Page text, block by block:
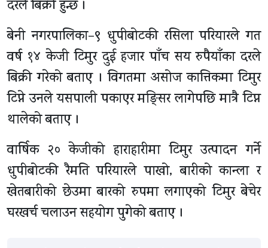
दरले बिक्री हुन्छ ।
बेनी नगरपालिका–९ धुपीबोटकी रसिला परियारले गत
वर्ष १४ केजी टिमुर दुई हजार पाँच सय रुपैयाँका दरले
बिक्री गरेको बताए । विगतमा असोज कात्तिकमा टिमुर
टिप्ने उनले यसपाली पकाएर मङ्सिर लागेपछि मात्रै टिप्न
थालेको बताए ।
वार्षिक २० केजीको हाराहारीमा टिमुर उत्पादन गर्ने
धुपीबोटकी रैमति परियारले पाखो, बारीको कान्ला र
खेतबारीको छेउमा बारको रुपमा लगाएको टिमुर बेचेर
घरखर्च चलाउन सहयोग पुगेको बताए ।